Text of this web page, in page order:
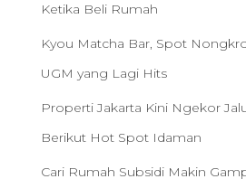
Ketika Beli Rumah
Kyou Matcha Bar, Spot
UGM yang Lagi Hits
Properti Jakarta Kini Ngekor
Berikut Hot Spot Idaman
Cari Rumah Subsidi Makin